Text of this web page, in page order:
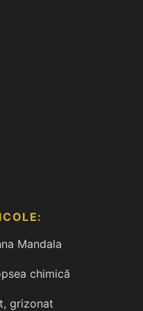
Mandala
chimică
grizonat